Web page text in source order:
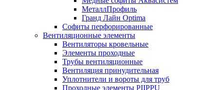
МеталлПрофиль
Гранд Лайн Optima
Софиты перфорированные
Вентиляционные элементы
Вентиляторы кровельные
Элементы проходные
Трубы вентиляционные
Вентиляция принудительная
Уплотнители и вороты для труб
Проходные элементы PIIPPU